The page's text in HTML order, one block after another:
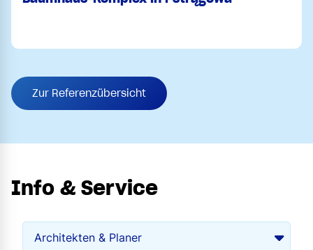
Zur Referenzübersicht
Info & Service